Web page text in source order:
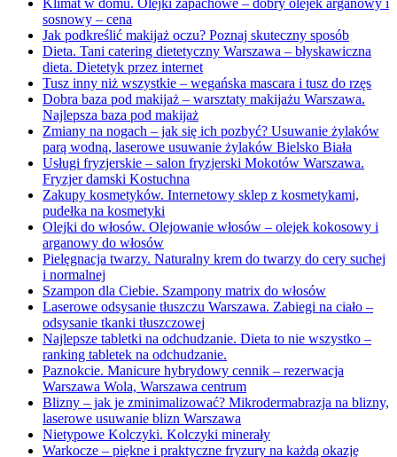
Klimat w domu. Olejki zapachowe – dobry olejek arganowy i
sosnowy – cena
Jak podkreślić makijaż oczu? Poznaj skuteczny sposób
Dieta. Tani catering dietetyczny Warszawa – błyskawiczna
dieta. Dietetyk przez internet
Tusz inny niż wszystkie – wegańska mascara i tusz do rzęs
Dobra baza pod makijaż – warsztaty makijażu Warszawa.
Najlepsza baza pod makijaż
Zmiany na nogach – jak się ich pozbyć? Usuwanie żylaków
parą wodną, laserowe usuwanie żylaków Bielsko Biała
Usługi fryzjerskie – salon fryzjerski Mokotów Warszawa.
Fryzjer damski Kostuchna
Zakupy kosmetyków. Internetowy sklep z kosmetykami,
pudełka na kosmetyki
Olejki do włosów. Olejowanie włosów – olejek kokosowy i
arganowy do włosów
Pielęgnacja twarzy. Naturalny krem do twarzy do cery suchej
i normalnej
Szampon dla Ciebie. Szampony matrix do włosów
Laserowe odsysanie tłuszczu Warszawa. Zabiegi na ciało –
odsysanie tkanki tłuszczowej
Najlepsze tabletki na odchudzanie. Dieta to nie wszystko –
ranking tabletek na odchudzanie.
Paznokcie. Manicure hybrydowy cennik – rezerwacja
Warszawa Wola, Warszawa centrum
Blizny – jak je zminimalizować? Mikrodermabrazja na blizny,
laserowe usuwanie blizn Warszawa
Nietypowe Kolczyki. Kolczyki minerały
Warkocze – piękne i praktyczne fryzury na każdą okazję